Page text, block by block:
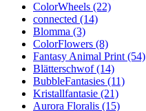
ColorWheels (22)
connected (14)
Blomma (3)
ColorFlowers (8)
Fantasy Animal Print (54)
Blätterschwof (14)
BubbleFantasies (11)
Kristallfantasie (21)
Aurora Floralis (15)